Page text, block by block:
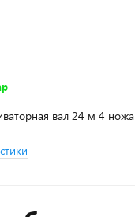
вал 24 м 4 ножа